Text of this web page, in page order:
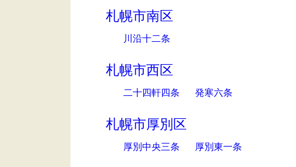
札幌市南区
川沿十二条
札幌市西区
二十四軒四条 発寒六条
札幌市厚別区
厚別中央三条 厚別東一条